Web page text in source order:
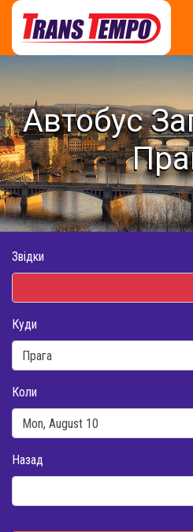
Автобус
Звідки
Куди
Коли
Назад